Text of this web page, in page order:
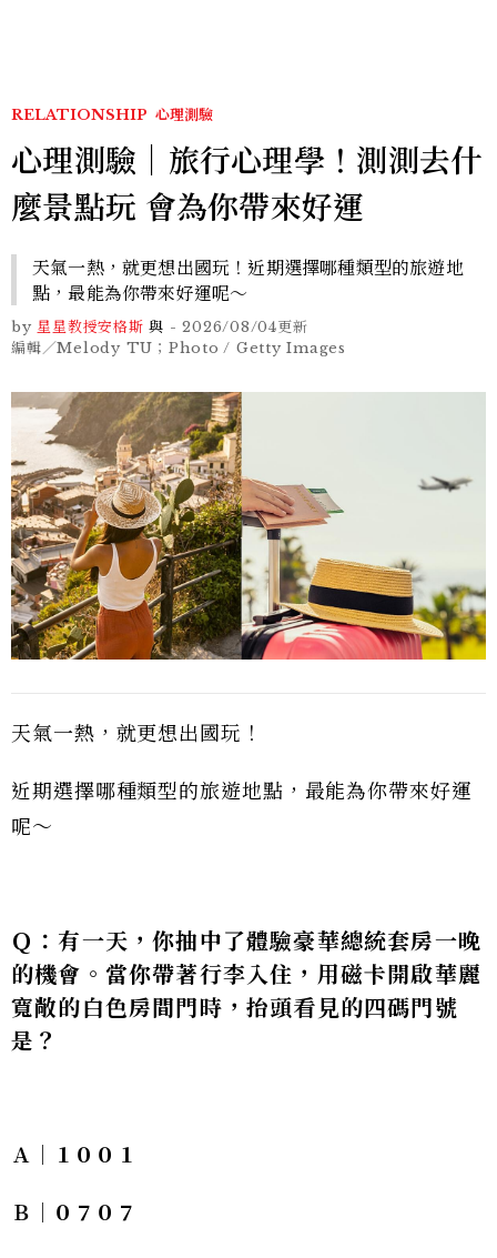
RELATIONSHIP 心理測驗
心理測驗｜旅行心理學！測測去什
麼景點玩 會為你帶來好運
天氣一熱，就更想出國玩！近期選擇哪種類型的旅遊地
點，最能為你帶來好運呢～
by 星星教授安格斯 與 -2026/08/04更新
編輯／Melody TU；Photo / Getty Images
天氣一熱，就更想出國玩！
近期選擇哪種類型的旅遊地點，最能為你帶來好運
呢～
Ｑ：有一天，你抽中了體驗豪華總統套房一晚
的機會。當你帶著行李入住，用磁卡開啟華麗
寬敞的白色房間門時，抬頭看見的四碼門號
是？
Ａ｜１００１
Ｂ｜０７０７